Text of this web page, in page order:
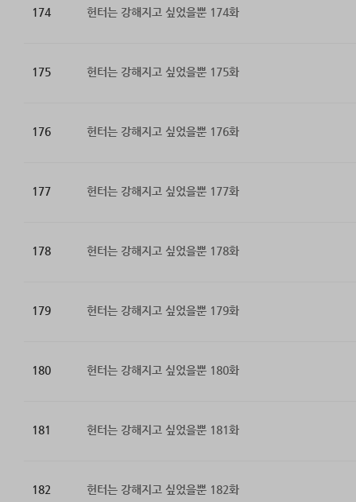
174 헌터는 강해지고 싶었을뿐 174화
175 헌터는 강해지고 싶었을뿐 175화
176 헌터는 강해지고 싶었을뿐 176화
177 헌터는 강해지고 싶었을뿐 177화
178 헌터는 강해지고 싶었을뿐 178화
179 헌터는 강해지고 싶었을뿐 179화
180 헌터는 강해지고 싶었을뿐 180화
181 헌터는 강해지고 싶었을뿐 181화
182 헌터는 강해지고 싶었을뿐 182화